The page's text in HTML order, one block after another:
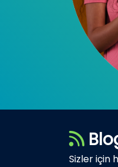
Sizler için